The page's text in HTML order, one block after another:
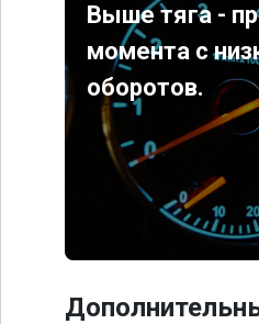
Выше тяга -
момента с
оборотов.